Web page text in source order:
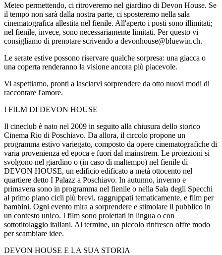
Meteo permettendo, ci ritroveremo nel giardino di Devon House. Se
il tempo non sarà dalla nostra parte, ci sposteremo nella sala
cinematografica allestita nel fienile. All'aperto i posti sono illimitati;
nel fienile, invece, sono necessariamente limitati. Per questo vi
consigliamo di prenotare scrivendo a devonhouse@bluewin.ch.
Le serate estive possono riservare qualche sorpresa: una giacca o
una coperta renderanno la visione ancora più piacevole.
Vi aspettiamo, pronti a lasciarvi sorprendere da otto nuovi modi di
raccontare l'amore.
I FILM DI DEVON HOUSE
Il cineclub è nato nel 2009 in seguito alla chiusura dello storico
Cinema Rio di Poschiavo. Da allora, il circolo propone un
programma estivo variegato, composto da opere cinematografiche di
varia provenienza ed epoca e fuori dal mainstrem. Le proiezioni si
svolgono nel giardino o (in caso di maltempo) nel fienile di
DEVON HOUSE, un edificio edificato a metà ottocento nel
quartiere detto I Palazz a Poschiavo. In autunno, inverno e
primavera sono in programma nel fienile o nella Sala degli Specchi
al primo piano cicli più brevi, raggruppati tematicamente, e film per
bambini. Ogni evento mira a sorprendere e stimolare il pubblico in
un contesto unico. I film sono proiettati in lingua o con
sottotitolaggio italiani. Al termine, un piccolo rinfresco offre modo
per scambiare idee.
DEVON HOUSE E LA SUA STORIA